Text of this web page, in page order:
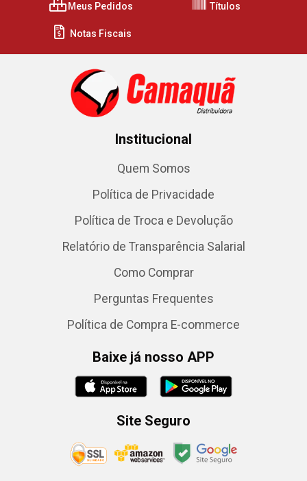
Meus Pedidos Títulos
Notas Fiscais
Institucional
Quem Somos
Política de Privacidade
Política de Troca e Devolução
Relatório de Transparência Salarial
Como Comprar
Perguntas Frequentes
Política de Compra E-commerce
Baixe já nosso APP
Site Seguro